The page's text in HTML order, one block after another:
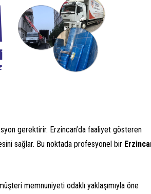
gerektirir. Erzincan’da faaliyet gösteren
sağlar. Bu noktada profesyonel bir
memnuniyeti odaklı yaklaşımıyla öne